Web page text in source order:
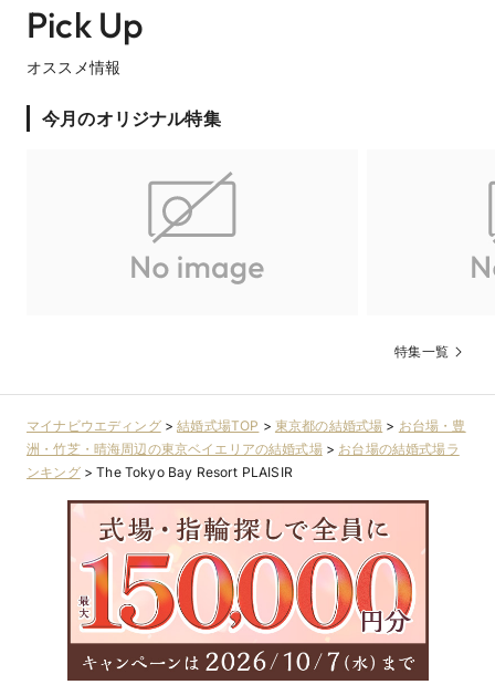
【豪華OPEN特典】緑*海の3面ガラスチャペル×ミシュラン3万
試食
■来館特典
修する3万円相当のコース料理試食
8月限定先着10組*挙式料10万円分プレゼント◎1件目限定の特典
もご用意*ぜひ初めての見学はプレジールで*
Pick Up
オススメ情報
今月のオリジナル特集
特集一覧
マイナビウエディング>結婚式場TOP > 東京都の結婚式場 > お台場・豊
洲・竹芝・晴海周辺の東京ベイエリアの結婚式場> お台場の結婚式場ラ
ンキング>The Tokyo Bay Resort PLAISIR